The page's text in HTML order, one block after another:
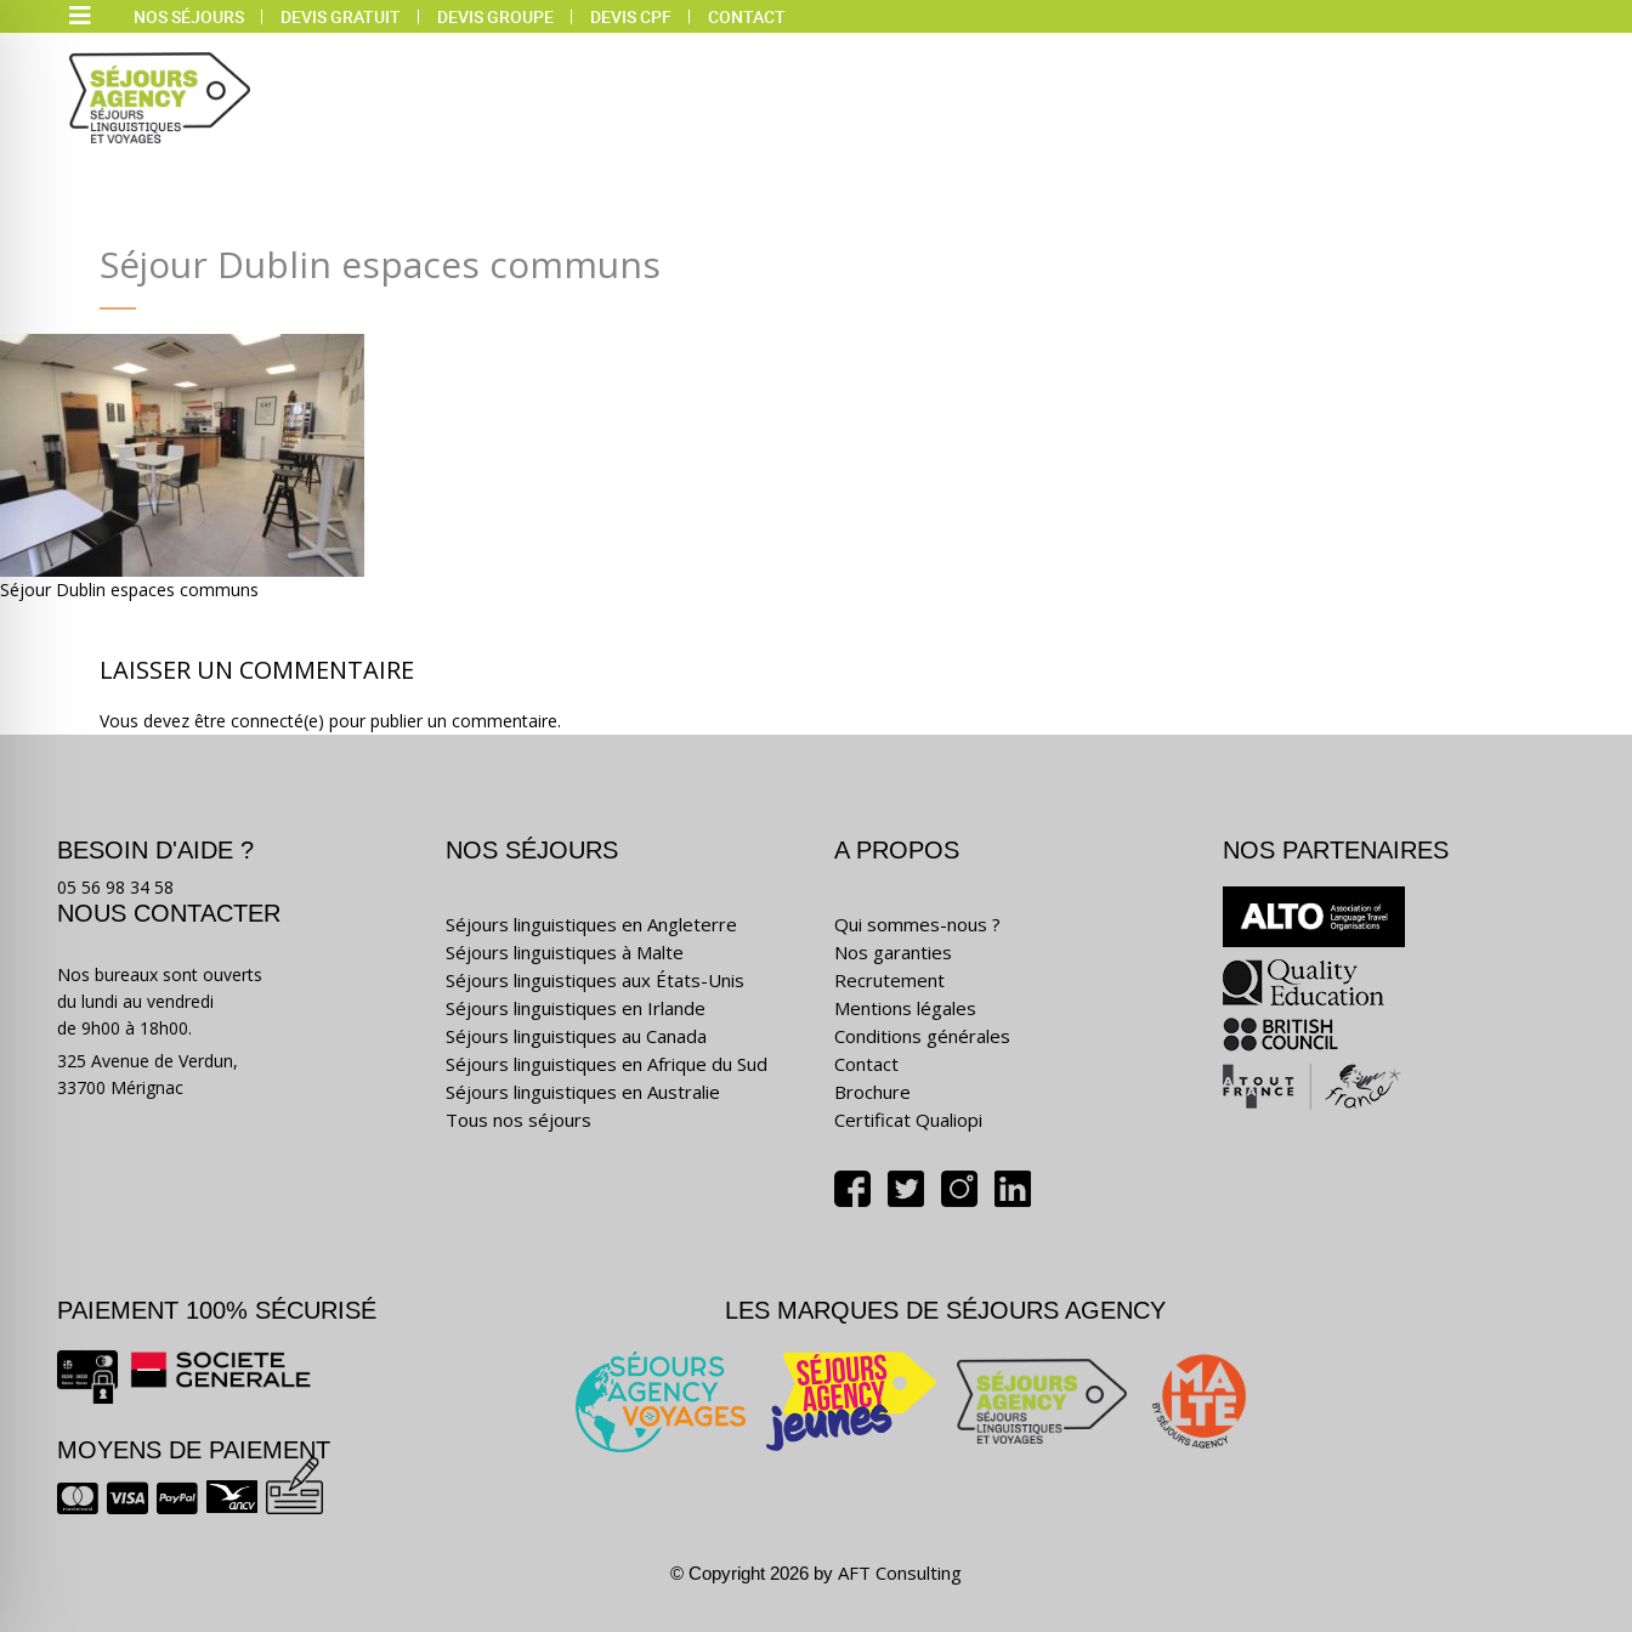
NOS SÉJOURS DEVIS GRATUIT DEVIS GROUPE DEVIS CPF CONTACT
Séjour Dublin espaces communs
Séjour Dublin espaces communs
LAISSER UN COMMENTAIRE
Vous devez être connecté(e) pour publier un commentaire.
BESOIN D'AIDE ?
05 56 98 34 58
NOUS CONTACTER
Nos bureaux sont ouverts
du lundi au vendredi
de 9h00 à 18h00.
325 Avenue de Verdun,
33700 Mérignac
NOS SÉJOURS
Séjours linguistiques en Angleterre
Séjours linguistiques à Malte
Séjours linguistiques aux États-Unis
Séjours linguistiques en Irlande
Séjours linguistiques au Canada
Séjours linguistiques en Afrique du Sud
Séjours linguistiques en Australie
Tous nos séjours
A PROPOS
Qui sommes-nous ?
Nos garanties
Recrutement
Mentions légales
Conditions générales
Contact
Brochure
Certificat Qualiopi
NOS PARTENAIRES
PAIEMENT 100% SÉCURISÉ
MOYENS DE PAIEMENT
LES MARQUES DE SÉJOURS AGENCY
© Copyright 2026 by AFT Consulting